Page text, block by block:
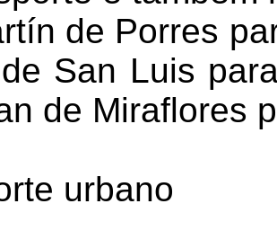
de Porres
San Luis
de Miraflores
urbano